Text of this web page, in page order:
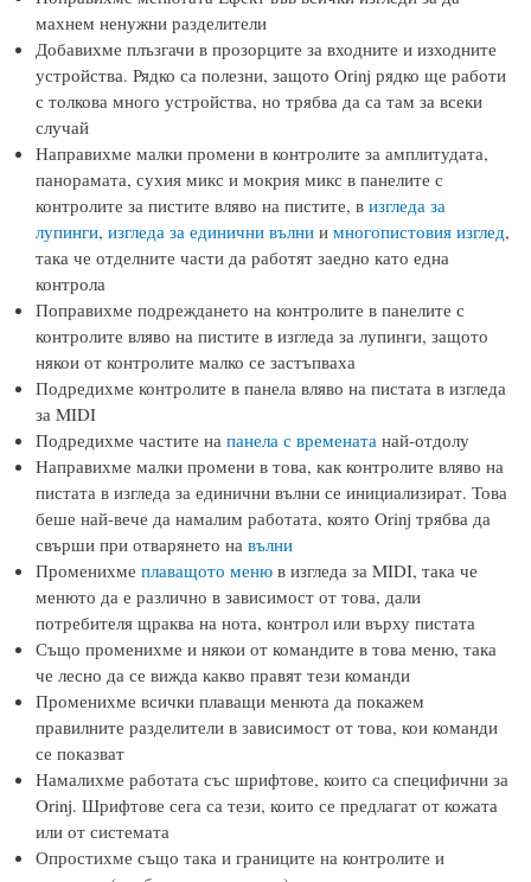
махнем ненужни разделители
Добавихме плъзгачи в прозорците за входните и изходните
устройства. Рядко са полезни, защото Orinj рядко ще работи
с толкова много устройства, но трябва да са там за всеки
случай
Направихме малки промени в контролите за амплитудата,
панорамата, сухия микс и мокрия микс в панелите с
контролите за пистите вляво на пистите, в изгледа за
лупинги, изгледа за единични вълни и многопистовия изглед,
така че отделните части да работят заедно като една
контрола
Поправихме подреждането на контролите в панелите с
контролите вляво на пистите в изгледа за лупинги, защото
някои от контролите малко се застъпваха
Подредихме контролите в панела вляво на пистата в изгледа
за MIDI
Подредихме частите на панела с времената най-отдолу
Направихме малки промени в това, как контролите вляво на
пистата в изгледа за единични вълни се инициализират. Това
беше най-вече да намалим работата, която Orinj трябва да
свърши при отварянето на вълни
Променихме плаващото меню в изгледа за MIDI, така че
менюто да е различно в зависимост от това, дали
потребителя щраква на нота, контрол или върху пистата
Също променихме и някои от командите в това меню, така
че лесно да се вижда какво правят тези команди
Променихме всички плаващи менюта да покажем
правилните разделители в зависимост от това, кои команди
се показват
Намалихме работата със шрифтове, които са специфични за
Orinj. Шрифтове сега са тези, които се предлагат от кожата
или от системата
Опростихме също така и границите на контролите и